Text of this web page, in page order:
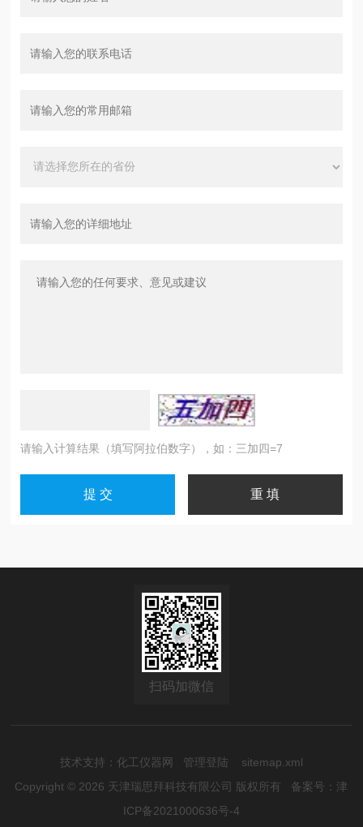
请输入计算结果（填写阿拉伯数字），如：三加四=7
扫码加微信
技术支持： 化工仪器网 管理登陆
sitemap.xml
Copyright © 2026 天津瑞思拜科技有限公司 版权所有 备案号：津
ICP备2021000636号-4